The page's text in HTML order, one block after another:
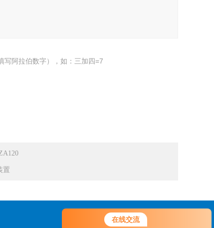
在线交流
您好！欢迎前来咨询，很高兴为您
服务，请问您要咨询什么问题呢？
写阿拉伯数字），如：三加四=7
置